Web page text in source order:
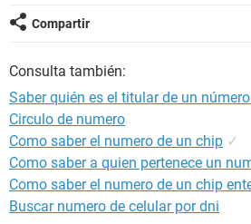
Compartir
Consulta también:
Saber quién es el titular de un
Circulo de numero
Como saber el numero de un chip ✓
Como saber a quien pertenece un
Como saber el numero de un chip
Buscar numero de celular por dni